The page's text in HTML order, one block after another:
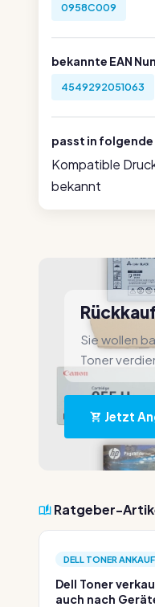
0958C009
bekannte EAN
4549292051063
passt in folgende
Kompatible
bekannt
Sie wollen
Toner
Jetzt
Ratgeber-
DELL TONER
Dell Toner
auch nach